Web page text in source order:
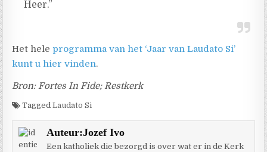
Heer.”
Het hele programma van het ‘Jaar van Laudato Si’
kunt u hier vinden.
Bron: Fortes In Fide; Restkerk
TaggedLaudato Si
Auteur:Jozef Ivo
Een katholiek die bezorgd is over wat er in de Kerk